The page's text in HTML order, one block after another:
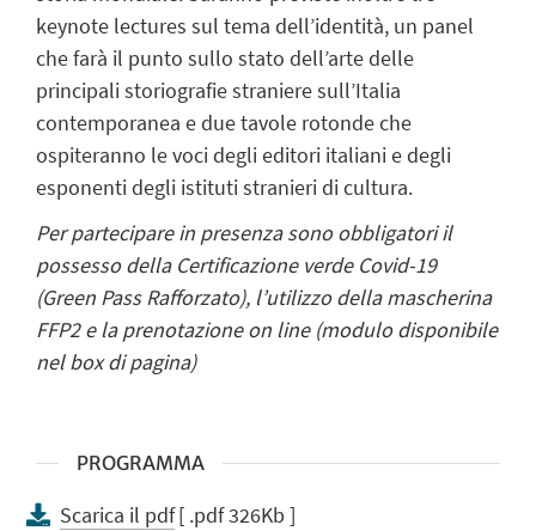
keynote lectures sul tema dell’identità, un panel
che farà il punto sullo stato dell’arte delle
principali storiografie straniere sull’Italia
contemporanea e due tavole rotonde che
ospiteranno le voci degli editori italiani e degli
esponenti degli istituti stranieri di cultura.
Per partecipare in presenza sono obbligatori il
possesso della Certificazione verde Covid-19
(Green Pass Rafforzato), l’utilizzo della mascherina
FFP2 e la prenotazione on line (modulo disponibile
nel box di pagina)
PROGRAMMA
Scarica il pdf[ .pdf 326Kb ]